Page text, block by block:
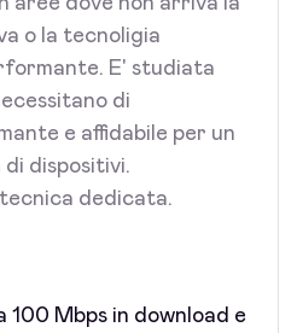
o la tecnoligia
E' studiata
di
e affidabile per un
dispositivi.
dedicata.
100 Mbps in download e